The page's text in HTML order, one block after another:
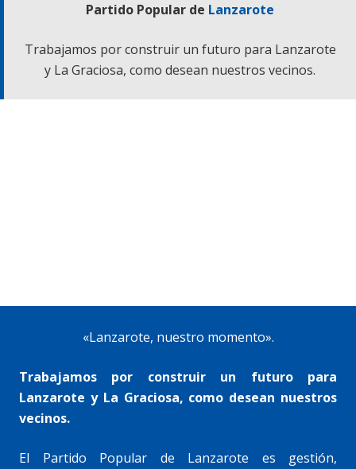
Partido Popular de Lanzarote
Trabajamos por construir un futuro para Lanzarote
y La Graciosa, como desean nuestros vecinos.
«Lanzarote, nuestro momento».
Trabajamos por construir un futuro para
Lanzarote y La Graciosa, como desean nuestros
vecinos.
El Partido Popular de Lanzarote es gestión,